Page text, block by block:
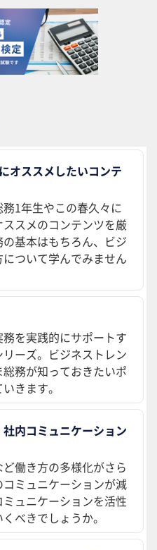
オススメしたいコンテ
務1年生やこの春久々に
スメのコンテンツを厳
基本はもちろん、ビジ
ついて学んでみません
を実践的にサポートす
ーズ。ビジネストレン
務が知っておきたいポ
きます。
内コミュニケーション
働き方の多様化がさら
ミュニケーションが減
ュニケーションを活性
べきでしょうか。